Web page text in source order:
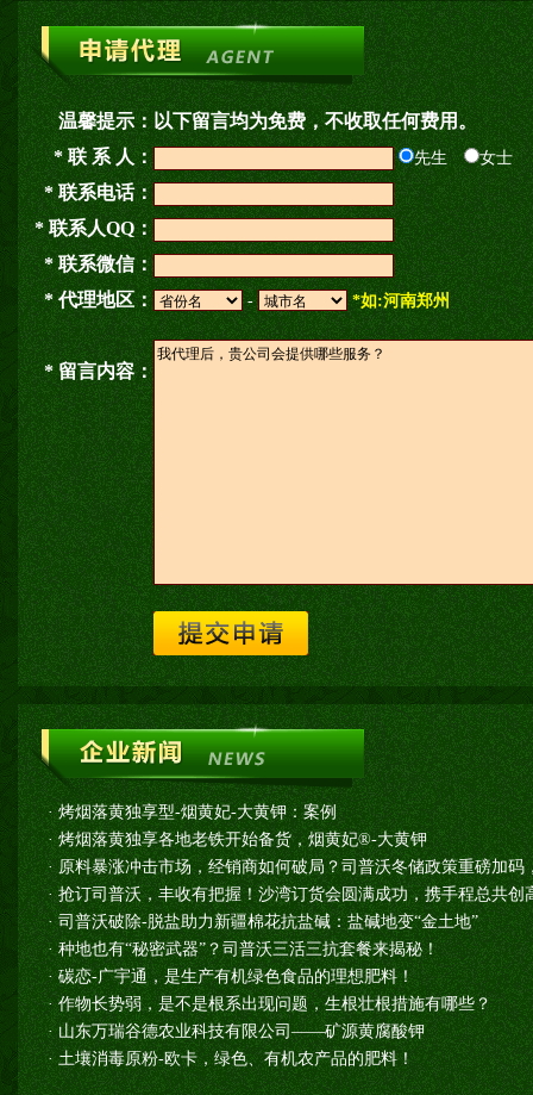
温馨提示：以下留言均为免费，不收取任何费用。
* 联 系 人：
先生 女士
* 联系电话：
* 联系人QQ：
* 联系微信：
* 代理地区：
- *如:河南郑州
* 留言内容：
·烤烟落黄独享型-烟黄妃-大黄钾：案例
·烤烟落黄独享各地老铁开始备货，烟黄妃®-大黄钾
· 原料暴涨冲击市场，经销商如何破局？司普沃冬储政策重磅加码
·抢订司普沃，丰收有把握！沙湾订货会圆满成功，携手程总共创
·司普沃破除-脱盐助力新疆棉花抗盐碱：盐碱地变“金土地”
·种地也有“秘密武器”？司普沃三活三抗套餐来揭秘！
·碳恋-广宇通，是生产有机绿色食品的理想肥料！
·作物长势弱，是不是根系出现问题，生根壮根措施有哪些？
·山东万瑞谷德农业科技有限公司——矿源黄腐酸钾
·土壤消毒原粉-欧卡，绿色、有机农产品的肥料！